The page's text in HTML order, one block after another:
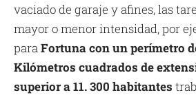
vaciado de garaje y afines, las
mayor o menor intensidad, por
paraFortuna con un perímetro
Kilómetros cuadrados de
superior a 11. 300 habitantes